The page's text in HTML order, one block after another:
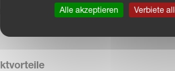
geformten Feldern zu
Alle akzeptieren Verbiete